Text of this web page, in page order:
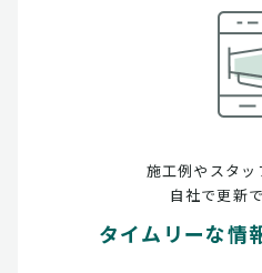
施工例やスタッ
自社で更新
タイムリーな情